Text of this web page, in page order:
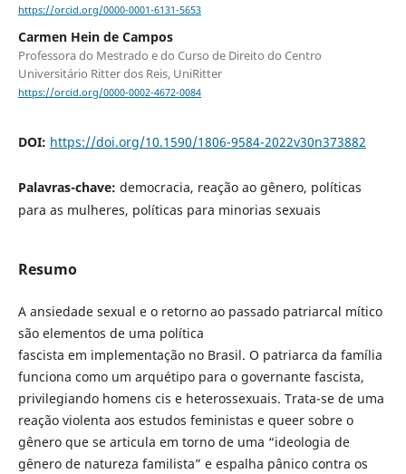
https://orcid.org/0000-0001-6131-5653
Carmen Hein de Campos
Professora do Mestrado e do Curso de Direito do Centro
Universitário Ritter dos Reis, UniRitter
https://orcid.org/0000-0002-4672-0084
DOI: https://doi.org/10.1590/1806-9584-2022v30n373882
Palavras-chave: democracia, reação ao gênero, políticas
para as mulheres, políticas para minorias sexuais
Resumo
A ansiedade sexual e o retorno ao passado patriarcal mítico
são elementos de uma política
fascista em implementação no Brasil. O patriarca da família
funciona como um arquétipo para o governante fascista,
privilegiando homens cis e heterossexuais. Trata-se de uma
reação violenta aos estudos feministas e queer sobre o
gênero que se articula em torno de uma “ideologia de
gênero de natureza familista” e espalha pânico contra os